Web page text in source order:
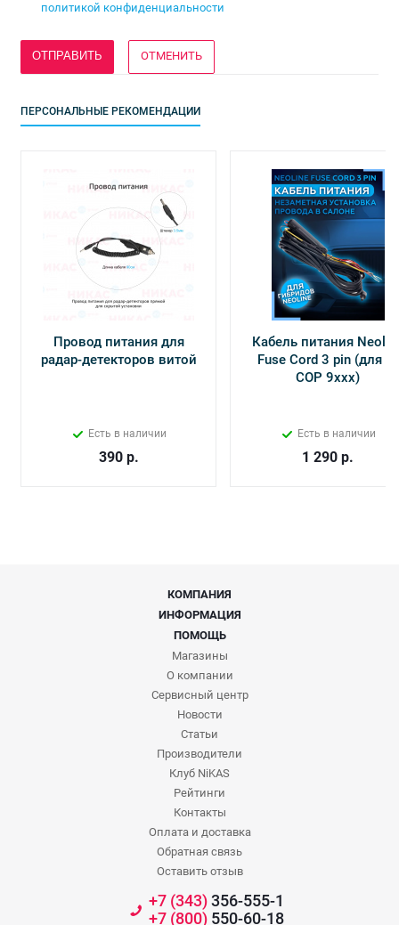
политикой конфиденциальности
ОТМЕНИТЬ
ПЕРСОНАЛЬНЫЕ РЕКОМЕНДАЦИИ
Провод питания для
радар-детекторов витой
Есть в наличии
390р.
Кабель питания
Fuse Cord 3 pin (для Х-
СОР 9ххх)
Есть в наличии
1 290 р.
КОМПАНИЯ
ИНФОРМАЦИЯ
ПОМОЩЬ
Магазины
О компании
Сервисный центр
Новости
Статьи
Производители
Клуб NiKAS
Рейтинги
Контакты
Оплата и доставка
Обратная связь
Оставить отзыв
+7 (343)356-555-1
+7 (800)550-60-18